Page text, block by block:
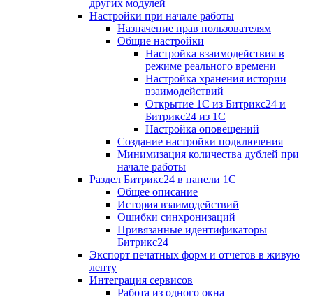
других модулей
Настройки при начале работы
Назначение прав пользователям
Общие настройки
Настройка взаимодействия в
режиме реального времени
Настройка хранения истории
взаимодействий
Открытие 1С из Битрикс24 и
Битрикс24 из 1С
Настройка оповещений
Создание настройки подключения
Минимизация количества дублей при
начале работы
Раздел Битрикс24 в панели 1С
Общее описание
История взаимодействий
Ошибки синхронизаций
Привязанные идентификаторы
Битрикс24
Экспорт печатных форм и отчетов в живую
ленту
Интеграция сервисов
Работа из одного окна